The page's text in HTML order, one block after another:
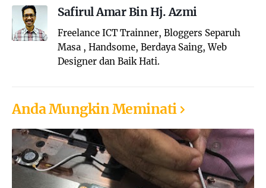
Safirul Amar Bin Hj. Azmi
Freelance ICT Trainner, Bloggers Separuh
Masa , Handsome, Berdaya Saing, Web
Designer dan Baik Hati.
Anda Mungkin Meminati